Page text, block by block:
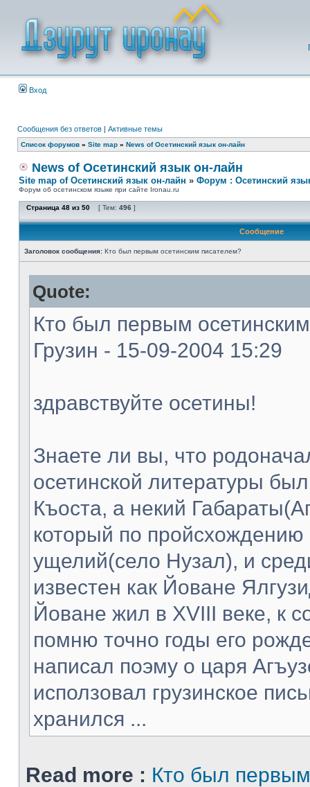
Вход
Сообщения без ответов | Активные темы
Список форумов » Site map » News of Осетинский язык он-лайн
News of Осетинский язык он-лайн
Site map of Осетинский язык он-лайн » Форум : Осетинский
Форум об осетинском языке при сайте Ironau.ru
Страница 48 из 50 [ Тем: 496 ]
Сообщение
Заголовок сообщения: Кто был первым осетинским писателем?
Quote:
Кто был первым
Грузин - 15-09-2004 15:29
здравствуйте осетины!
Знаете ли вы, что
осетинской литературы
Къоста, а некий
который по
ущелий(село Нузал), и
известен как Йоване
Йоване жил в XVIII веке, к
помню точно годы его
написал поэму о царя
исползовал грузинское
хранился ...
Read more : Кто был